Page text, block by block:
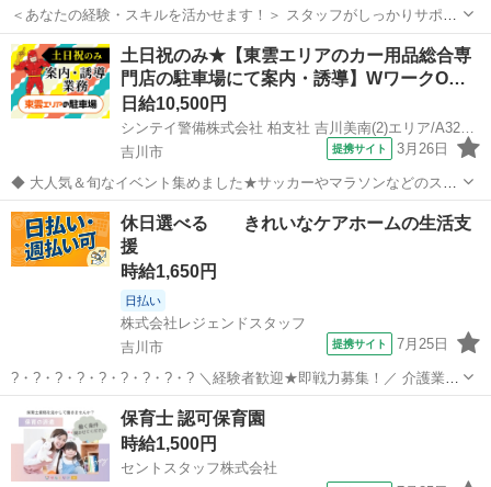
＜あなたの経験・スキルを活かせます！＞ スタッフがしっかりサポー
ト★ お仕事開始後のフォロー体制も万全★ 看護業務をお任せ♪ ・バイ
タルチェック ・服薬管理 ・簡単な処置 など ※介護と看護のお仕事は
原則分かれています。 ...
埼玉 吉川市 看護師
土日祝のみ★【東雲エリアのカー用品総合専
門店の駐車場にて案内・誘導】WワークO…
日給10,500円
シンテイ警備株式会社 柏支社 吉川美南(2)エリア/A3203200128
吉川市
提携サイト 3月26日
◆ 大人気＆旬なイベント集めました★サッカーやマラソンなどのスポ
ーツ会場★ ◆ ※詳細はこの求人のお仕事内容欄に※ スポーツを中心
とした大会会場や 期間限定のフェアイベント等 この先も様々な季節な
らではのイベント等も多数ご...
埼玉 吉川市 警備員
休日選べる きれいなケアホームの生活支
援
時給1,650円
日払い
株式会社レジェンドスタッフ
吉川市
提携サイト 7月25日
?・?・?・?・?・?・?・?・? ＼経験者歓迎★即戦力募集！／ 介護業務
をお任せします！ ?・?・?・?・?・?・?・?・? ＜POINT１＞ ◆希望
に合わせた働き方が可能！ ◎週2日～OK ◎平日のみ・曜日固定OK
◎...
埼玉 吉川市 介護
保育士 認可保育園
時給1,500円
セントスタッフ株式会社